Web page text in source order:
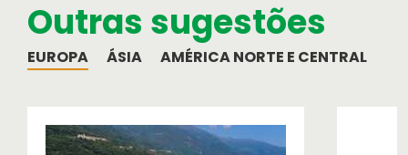
Equipa
Como funcionamos
Outras sugestões
EUROPA ÁSIA AMÉRICA NORTE E CENTRAL